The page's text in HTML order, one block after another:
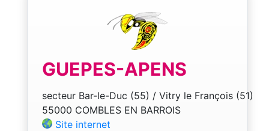
GUEPES-APENS
secteur Bar-le-Duc (55) / Vitry le François (51)
55000 COMBLES EN BARROIS
Site internet